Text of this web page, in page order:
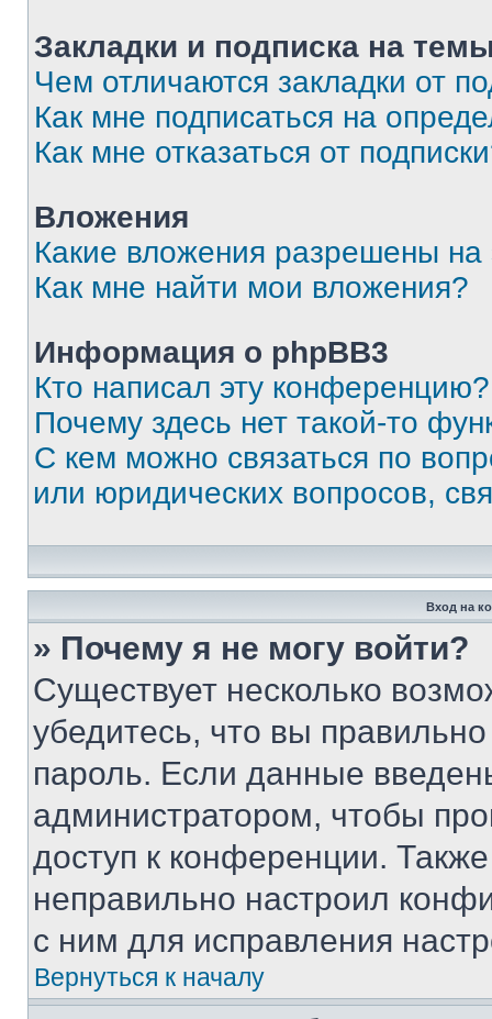
Закладки и подписка на
Чем отличаются закладки от
Как мне подписаться на
Как мне отказаться от
Вложения
Какие вложения разрешены
Как мне найти мои вложения?
Информация о phpBB3
Кто написал эту конференцию?
Почему здесь нет такой-то
С кем можно связаться по
или юридических вопросов,
Вход на
» Почему я не могу войти?
Существует несколько
убедитесь, что вы
пароль. Если данные
администратором, чтобы
доступ к конференции.
неправильно настроил
с ним для исправления
Вернуться к началу